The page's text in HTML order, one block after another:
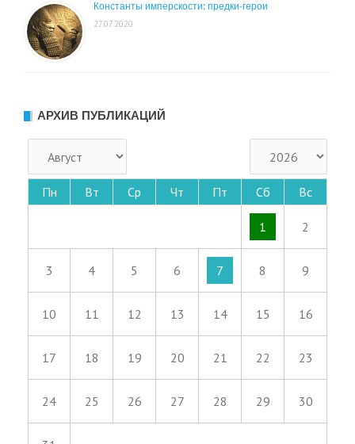
Константы имперскости: предки-герои
27.07.2020
АРХИВ ПУБЛИКАЦИЙ
Пн Вт Ср Чт Пт Сб Вс
1 2
3 4 5 6 7 8 9
10 11 12 13 14 15 16
17 18 19 20 21 22 23
24 25 26 27 28 29 30